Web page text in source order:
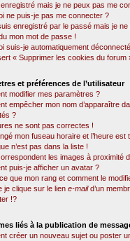
mais je ne peux pas me
ne puis-je pas me connecter ?
enregistré par le passé mais je
mon mot de passe !
suis-je automatiquement
« Supprimer les cookies du forum
et préférences de l’utilisateur
modifier mes paramètres ?
empêcher mon nom d’apparaître
?
ne sont pas correctes !
mon fuseau horaire et l’heure
n’est pas dans la liste !
les images à proximité
puis-je afficher un avatar ?
que mon rang et comment le
je clique sur le lien e-maild’un
!?
liés à la publication de
créer un nouveau sujet ou poster